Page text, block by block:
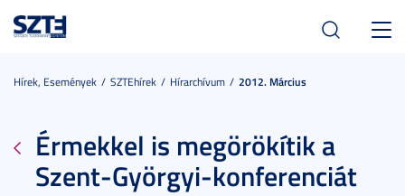
Hírek, Események SZTEhírek Hírarchívum 2012. Március
Érmekkel is megörökítik a
Szent-Györgyi-konferenciát